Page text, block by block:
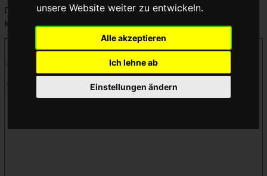
unsere Website weiter zu entwickeln.
Alle akzeptieren
Ich lehne ab
Einstellungen ändern
Du kannst den Quelltext dieser Seite betrachten und
kopieren.